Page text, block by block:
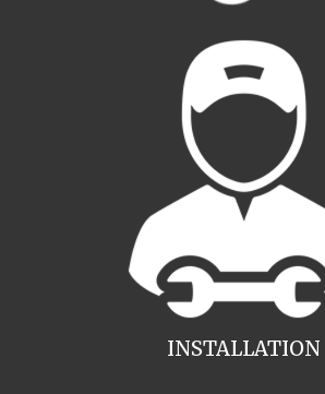
INSTALLATION